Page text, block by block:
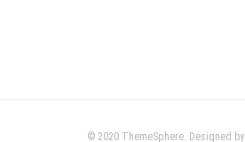
© 2020 ThemeSphere. Designed by